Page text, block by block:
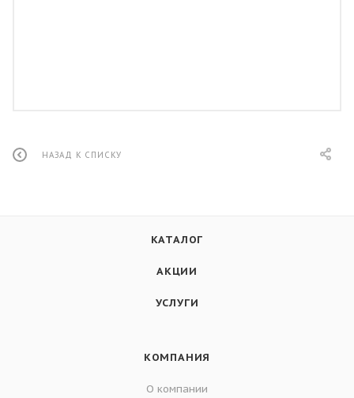
НАЗАД К СПИСКУ
КАТАЛОГ
АКЦИИ
УСЛУГИ
КОМПАНИЯ
О компании